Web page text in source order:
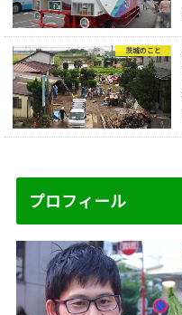
茨城のこと
プロフィール